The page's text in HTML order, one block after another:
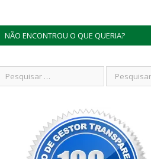
NÃO ENCONTROU O QUE QUERIA?